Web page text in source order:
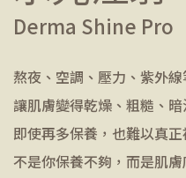
Derma Shine Pro
熬夜、空調、壓力、紫外線
讓肌膚變得乾燥、粗糙、暗
即使再多保養，也難以真正
不是你保養不夠，而是肌